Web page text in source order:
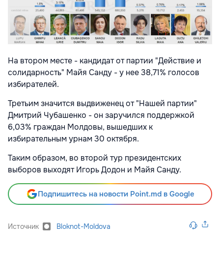
На втором месте - кандидат от партии "Действие и
солидарность" Майя Санду - у нее 38,71% голосов
избирателей.
Третьим значится выдвиженец от "Нашей партии"
Дмитрий Чубашенко - он заручился поддержкой
6,03% граждан Молдовы, вышедших к
избирательным урнам 30 октября.
Таким образом, во второй тур президентских
выборов выходят Игорь Додон и Майя Санду.
Подпишитесь на новости Point.md в Google
Источник Bloknot-Moldova